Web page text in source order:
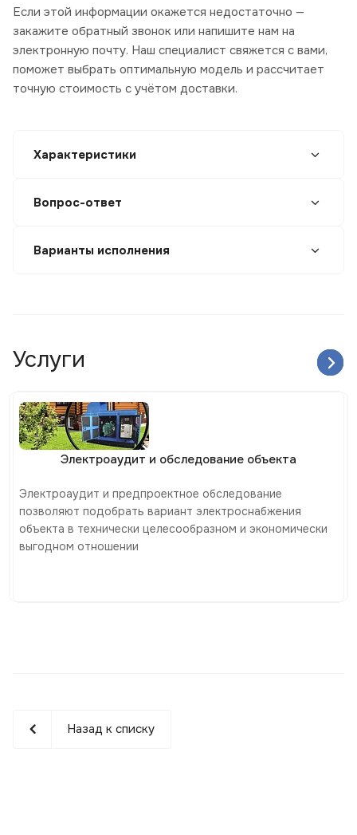
Если этой информации окажется недостаточно —
закажите обратный звонок или напишите нам на
электронную почту. Наш специалист свяжется с вами,
поможет выбрать оптимальную модель и рассчитает
точную стоимость с учётом доставки.
Характеристики
Вопрос-ответ
Варианты исполнения
Услуги
Электроаудит и обследование объекта
Электроаудит и предпроектное обследование
позволяют подобрать вариант электроснабжения
объекта в технически целесообразном и экономически
выгодном отношении
Назад к списку